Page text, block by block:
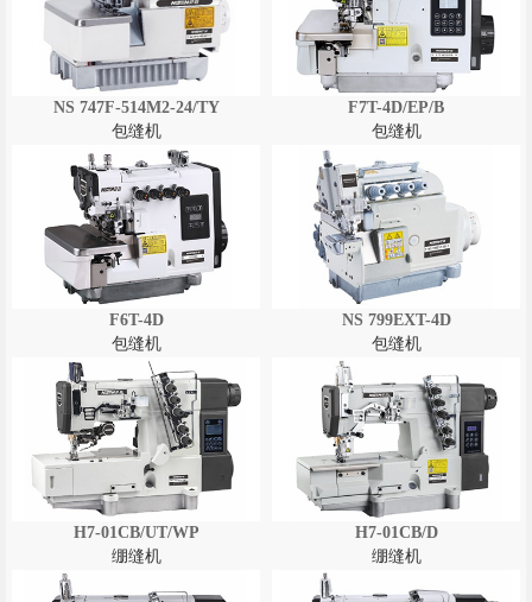
NS 747F-514M2-24/TY
包缝机
F7T-4D/EP/B
包缝机
F6T-4D
包缝机
NS 799EXT-4D
包缝机
H7-01CB/UT/WP
绷缝机
H7-01CB/D
绷缝机